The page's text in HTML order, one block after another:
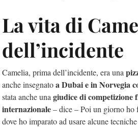
La vita di
dell’incidente
Camelia, prima dell’incidente, era una
anche insegnatoa Dubai e in Norvegia
stata anche una giudice di competizione
internazionale– dice – Poi un giorno ho
dove ho imparato ad usare alcune